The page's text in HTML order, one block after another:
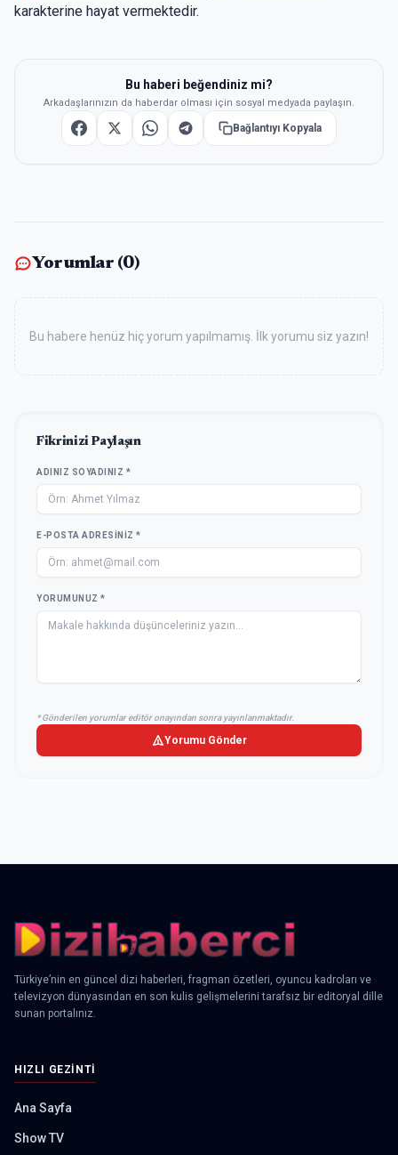
karakterine hayat vermektedir.
Bu haberi beğendiniz mi?
Arkadaşlarınızın da haberdar olması için sosyal medyada paylaşın.
Bağlantıyı Kopyala
Yorumlar (0)
Bu habere henüz hiç yorum yapılmamış. İlk yorumu siz yazın!
Fikrinizi Paylaşın
ADINIZ SOYADINIZ *
E-POSTA ADRESINIZ *
YORUMUNUZ *
* Gönderilen yorumlar editör onayından sonra yayınlanmaktadır.
Yorumu Gönder
Türkiye’nin en güncel dizi haberleri, fragman özetleri, oyuncu kadroları ve
televizyon dünyasından en son kulis gelişmelerini tarafsız bir editoryal dille
sunan portalınız.
HIZLI GEZINTI
Ana Sayfa
Show TV